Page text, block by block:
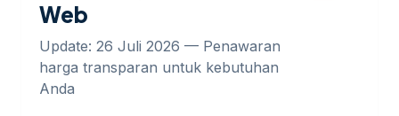
Web
Update: 26 Juli 2026 — Penawaran
harga transparan untuk kebutuhan
Anda